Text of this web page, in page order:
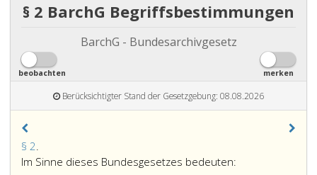
§ 2 BarchG Begriffsbestimmungen
BarchG - Bundesarchivgesetz
beobachten merken
Berücksichtigter Stand der Gesetzgebung: 08.08.2026
§ 2.
2,
Im Sinne dieses Bundesgesetzes bedeuten: